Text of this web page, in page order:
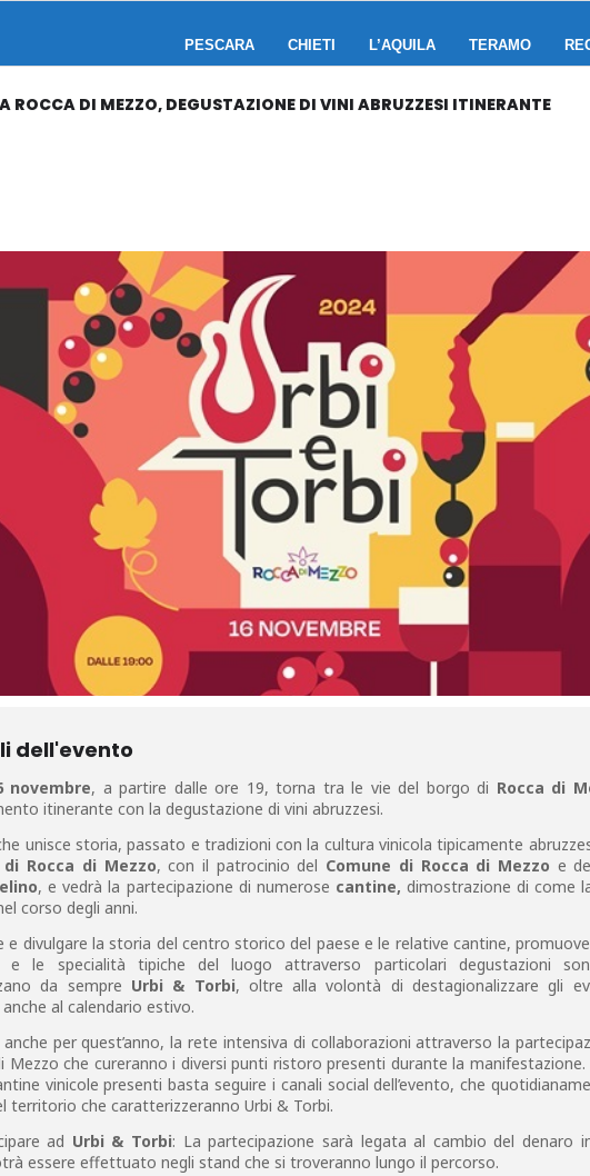
PESCARA CHIETI L’AQUILA TERAMO
ROCCA DI MEZZO, DEGUSTAZIONE DI VINI ABRUZZESI ITINERANTE
dell'evento
novembre, a partire dalle ore 19, torna tra le vie del borgo di Rocca di
itinerante con la degustazione di vini abruzzesi.
unisce storia, passato e tradizioni con la cultura vinicola tipicamente
di Rocca di Mezzo, con il patrocinio del Comune di Rocca di Mezzo e
, e vedrà la partecipazione di numerose cantine, dimostrazione di come
corso degli anni.
e divulgare la storia del centro storico del paese e le relative cantine,
e le specialità tipiche del luogo attraverso particolari degustazioni
da sempre Urbi & Torbi, oltre alla volontà di destagionalizzare gli
al calendario estivo.
anche per quest’anno, la rete intensiva di collaborazioni attraverso la
Mezzo che cureranno i diversi punti ristoro presenti durante la manifestazione.
vinicole presenti basta seguire i canali social dell’evento, che
territorio che caratterizzeranno Urbi & Torbi.
ad Urbi & Torbi: La partecipazione sarà legata al cambio del denaro
essere effettuato negli stand che si troveranno lungo il percorso.